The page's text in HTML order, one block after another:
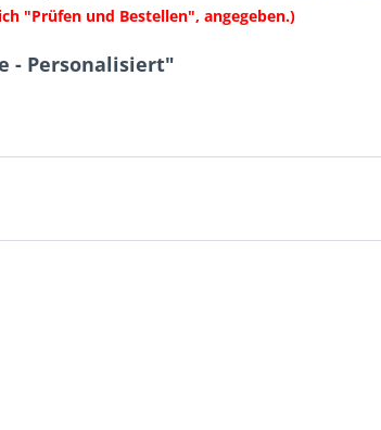
"Prüfen und Bestellen", angegeben.)
- Personalisiert"